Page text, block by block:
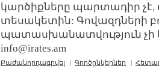
կարծիքները պարտադիր չէ,
տեսակետին: Գովազդների
պատասխանատվություն չի
info@irates.am
Բաժանորդագրվել | Գործընկերներ |